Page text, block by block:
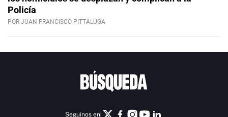
Policía
POR JUAN FRANCISCO PITTALUGA
Seguinos en: